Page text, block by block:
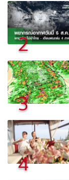
2
3
4